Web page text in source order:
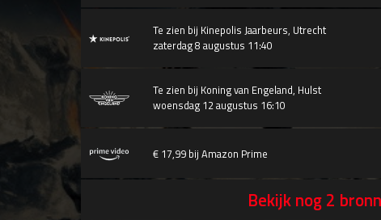
Te zien bij Kinepolis Jaarbeurs, Utrecht
zaterdag 8 augustus 11:40
Te zien bij Koning van Engeland, Hulst
woensdag 12 augustus 16:10
€ 17,99 bij Amazon Prime
Bekijk nog 2